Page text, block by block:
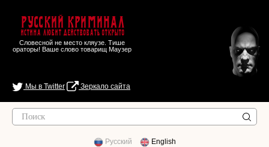
Русский Криминал
Истина любит действовать открыто
Словесной не место кляузе. Тише
ораторы! Ваше слово товарищ Маузер
Мы в Twitter Зеркало сайта
Русский English